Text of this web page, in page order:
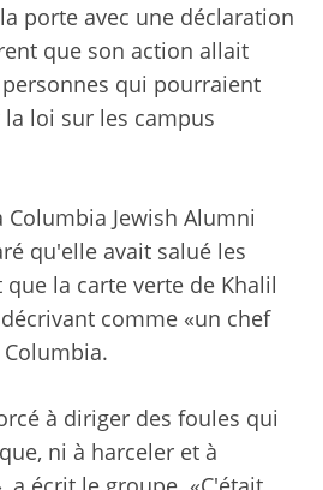
porte avec une déclaration
que son action allait
qui pourraient
loi sur les campus
Columbia Jewish Alumni
qu'elle avait salué les
la carte verte de Khalil
comme «un chef
à diriger des foules qui
ni à harceler et à